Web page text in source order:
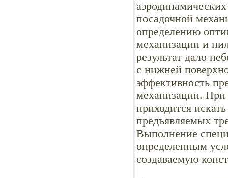
посадочной
определению
механизации и
результат дало
с нижней
эффективность
механизации. При
приходится
предъявляемых
Выполнение
определенным
создаваемую